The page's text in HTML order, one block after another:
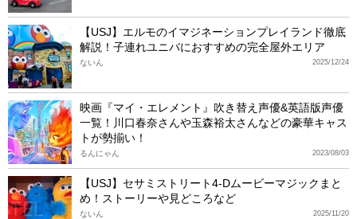
【USJ】エルモのイマジネーションプレイランド徹底
解説！子連れユニバにおすすめの完全屋外エリア
2025/12/24
ないん
映画『マイ・エレメント』吹き替え声優&英語版声優
一覧！川口春奈さんや玉森裕太さんなどの豪華キャス
トが勢揃い！
2023/08/03
るんにゃん
【USJ】セサミストリート4-Dムービーマジックまと
め！ストーリーや見どころなど
2025/11/20
ないん